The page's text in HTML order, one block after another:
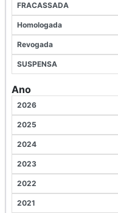
FRACASSADA
Homologada
Revogada
SUSPENSA
Ano
2026
2025
2024
2023
2022
2021